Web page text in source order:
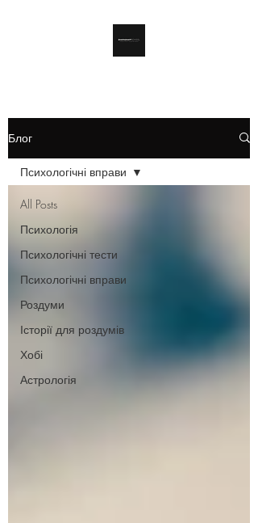
Блог
All Posts
Психологія
Психологічні тести
Психологічні вправи
Роздуми
Історії для роздумів
Хобі
Астрологія
Психологічні вправи